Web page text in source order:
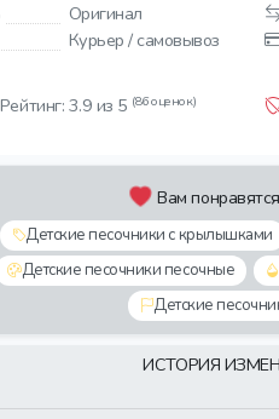
Оригинал
Курьер / самовывоз
Рейтинг: 3.9 из 5 (86 оценок)
Вам
Детские песочники с крылышками
Детские песочники песочные
Детские
ИСТОРИЯ